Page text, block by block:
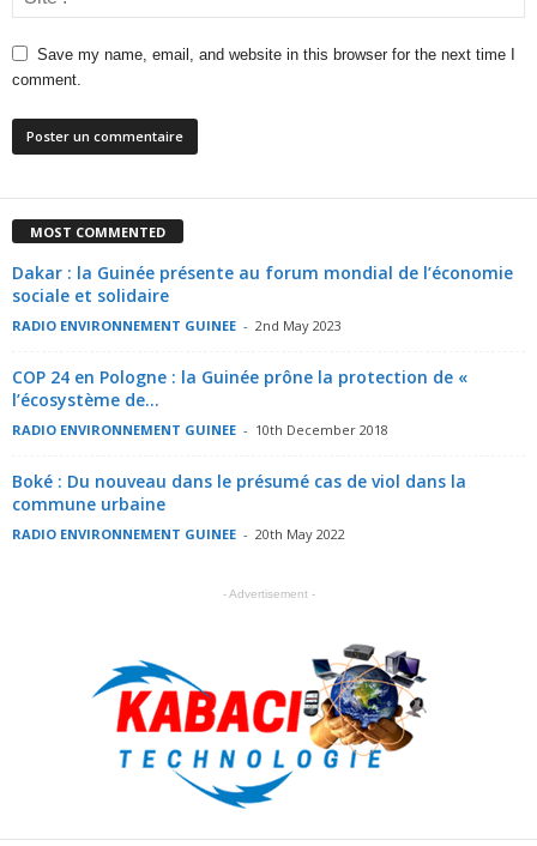
Save my name, email, and website in this browser for the next time I
comment.
MOST COMMENTED
Dakar : la Guinée présente au forum mondial de l’économie
sociale et solidaire
RADIO ENVIRONNEMENT GUINEE - 2nd May 2023
COP 24 en Pologne : la Guinée prône la protection de «
l’écosystème de...
RADIO ENVIRONNEMENT GUINEE - 10th December 2018
Boké : Du nouveau dans le présumé cas de viol dans la
commune urbaine
RADIO ENVIRONNEMENT GUINEE - 20th May 2022
- Advertisement -